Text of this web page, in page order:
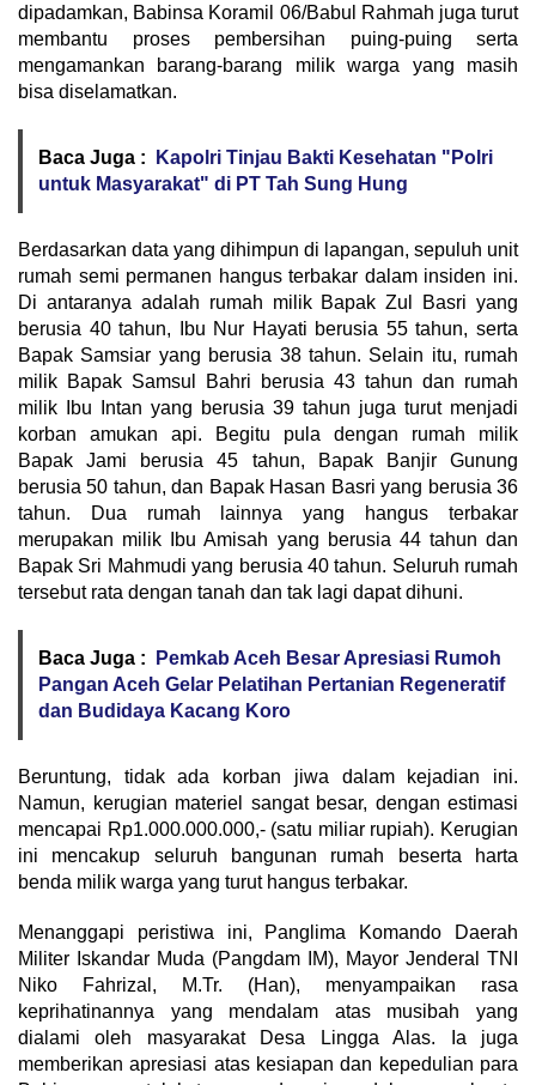
dipadamkan, Babinsa Koramil 06/Babul Rahmah juga turut
membantu proses pembersihan puing-puing serta
mengamankan barang-barang milik warga yang masih
bisa diselamatkan.
Baca Juga :
Kapolri Tinjau Bakti Kesehatan "Polri
untuk Masyarakat" di PT Tah Sung Hung
Berdasarkan data yang dihimpun di lapangan, sepuluh unit
rumah semi permanen hangus terbakar dalam insiden ini.
Di antaranya adalah rumah milik Bapak Zul Basri yang
berusia 40 tahun, Ibu Nur Hayati berusia 55 tahun, serta
Bapak Samsiar yang berusia 38 tahun. Selain itu, rumah
milik Bapak Samsul Bahri berusia 43 tahun dan rumah
milik Ibu Intan yang berusia 39 tahun juga turut menjadi
korban amukan api. Begitu pula dengan rumah milik
Bapak Jami berusia 45 tahun, Bapak Banjir Gunung
berusia 50 tahun, dan Bapak Hasan Basri yang berusia 36
tahun. Dua rumah lainnya yang hangus terbakar
merupakan milik Ibu Amisah yang berusia 44 tahun dan
Bapak Sri Mahmudi yang berusia 40 tahun. Seluruh rumah
tersebut rata dengan tanah dan tak lagi dapat dihuni.
Baca Juga :
Pemkab Aceh Besar Apresiasi Rumoh
Pangan Aceh Gelar Pelatihan Pertanian Regeneratif
dan Budidaya Kacang Koro
Beruntung, tidak ada korban jiwa dalam kejadian ini.
Namun, kerugian materiel sangat besar, dengan estimasi
mencapai Rp1.000.000.000,- (satu miliar rupiah). Kerugian
ini mencakup seluruh bangunan rumah beserta harta
benda milik warga yang turut hangus terbakar.
Menanggapi peristiwa ini, Panglima Komando Daerah
Militer Iskandar Muda (Pangdam IM), Mayor Jenderal TNI
Niko Fahrizal, M.Tr. (Han), menyampaikan rasa
keprihatinannya yang mendalam atas musibah yang
dialami oleh masyarakat Desa Lingga Alas. Ia juga
memberikan apresiasi atas kesiapan dan kepedulian para